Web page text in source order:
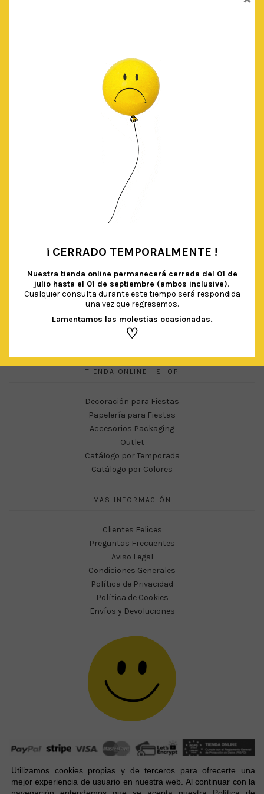
Lo sentimos, pero la página que estás buscando no existe o se
VOLVER A LA PÁGINA DE INICIO »
SÍGUENOS EN INSTAGRAM › @HAPPYPARTYSTUDIOSHOP
Conócenos
Servicios
Marca Propia
Nuestra Colección
Blog
Contacto
TIENDA ONLINE I SHOP
Decoración para Fiestas
Papelería para Fiestas
Accesorios Packaging
Outlet
Catálogo por Temporada
Catálogo por Colores
MAS INFORMACIÓN
Clientes Felices
Preguntas Frecuentes
Aviso Legal
Condiciones Generales
Política de Privacidad
Política de Cookies
Envíos y Devoluciones
Utilizamos cookies propias y de terceros para ofrecerte una
mejor experiencia de usuario en nuestra web. Al continuar con la
¡ CERRADO TEMPORALMENTE !
Nuestra tienda online permanecerá cerrada del 01 de
julio hasta el 01 de septiembre (ambos inclusive).
Cualquier consulta durante este tiempo será respondida
una vez que regresemos.
Lamentamos las molestias ocasionadas.
♡